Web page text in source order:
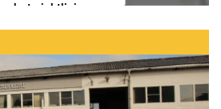
Zustimmen und
aktivieren